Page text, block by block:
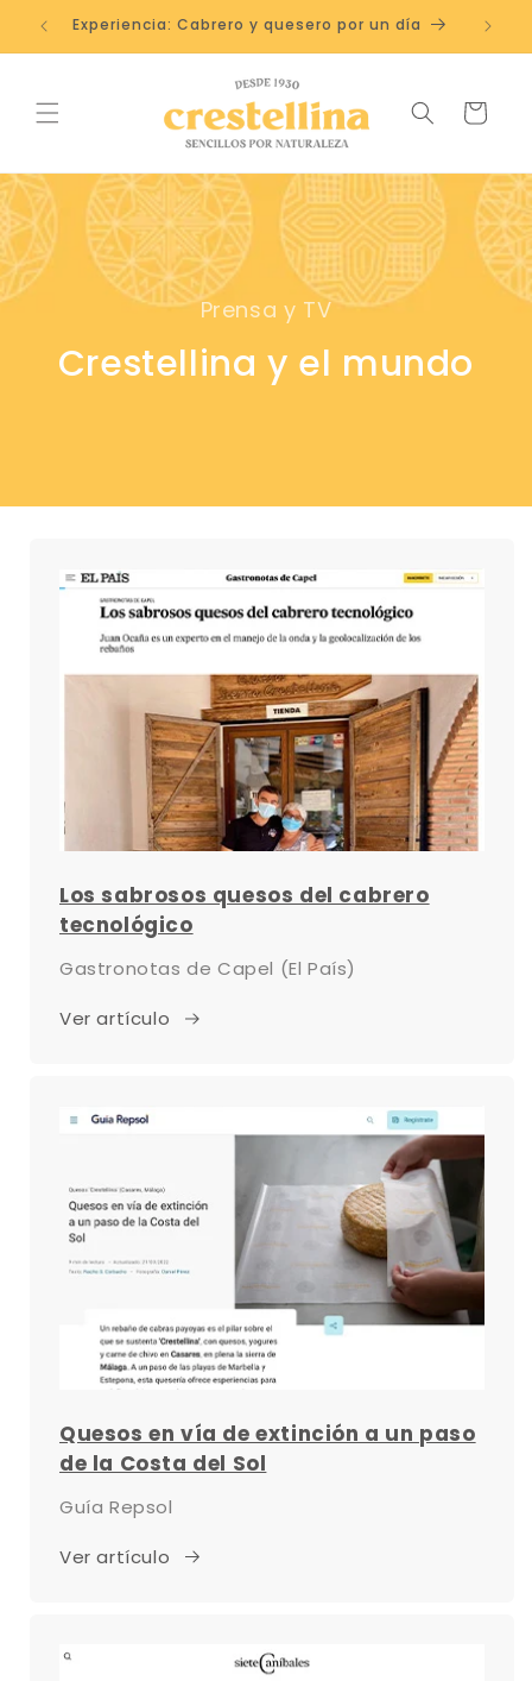
directamente
al contenido
Experiencia: Cabrero y quesero por un día
Carrito
Prensa y TV
Crestellina y el mundo
Los sabrosos quesos del cabrero
tecnológico
Gastronotas de Capel (El País)
Ver artículo
Quesos en vía de extinción a un paso
de la Costa del Sol
Guía Repsol
Ver artículo